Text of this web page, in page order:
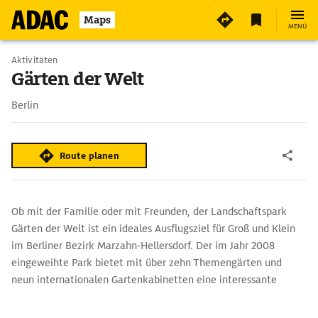
Maps MENÜ
Aktivitäten
Gärten der Welt
Berlin
Route planen
Ob mit der Familie oder mit Freunden, der Landschaftspark
Gärten der Welt ist ein ideales Ausflugsziel für Groß und Klein
im Berliner Bezirk Marzahn-Hellersdorf. Der im Jahr 2008
eingeweihte Park bietet mit über zehn Themengärten und
neun internationalen Gartenkabinetten eine interessante